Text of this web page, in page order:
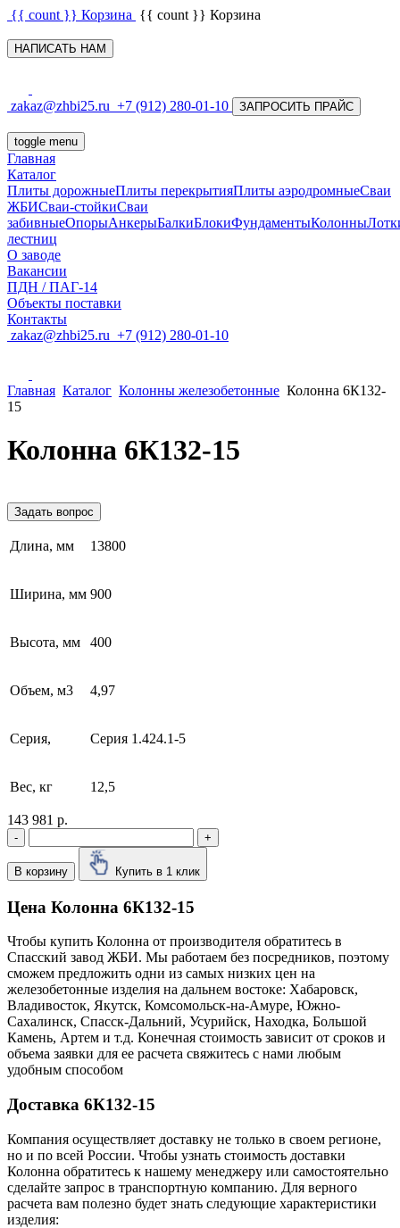
{{ count }} Корзина {{ count }} Корзина
НАПИСАТЬ НАМ
zakaz@zhbi25.ru +7 (912) 280-01-10 ЗАПРОСИТЬ ПРАЙС
toggle menu
Главная
Каталог
Плиты дорожныеПлиты перекрытияПлиты аэродромныеСваи
ЖБИСваи-стойкиСваи
забивныеОпорыАнкерыБалкиБлокиФундаментыКолонны
лестниц
О заводе
Вакансии
ПДН / ПАГ-14
Объекты поставки
Контакты
zakaz@zhbi25.ru +7 (912) 280-01-10
Главная Каталог Колонны железобетонные Колонна 6К132-
15
Колонна 6К132-15
Задать вопрос
Длина, мм 13800
Ширина, мм 900
Высота, мм 400
Объем, м3 4,97
Серия, Серия 1.424.1-5
Вес, кг 12,5
143 981 р.
- +
В корзину Купить в 1 клик
Цена Колонна 6К132-15
Чтобы купить Колонна от производителя обратитесь в
Cпасский завод ЖБИ. Мы работаем без посредников, поэтому
сможем предложить одни из самых низких цен на
железобетонные изделия на дальнем востоке: Хабаровск,
Владивосток, Якутск, Комсомольск-на-Амуре, Южно-
Сахалинск, Спасск-Дальний, Усурийск, Находка, Большой
Камень, Артем и т.д. Конечная стоимость зависит от сроков и
объема заявки для ее расчета свяжитесь с нами любым
удобным способом
Доставка 6К132-15
Компания осуществляет доставку не только в своем регионе,
но и по всей России. Чтобы узнать стоимость доставки
Колонна обратитесь к нашему менеджеру или самостоятельно
сделайте запрос в транспортную компанию. Для верного
расчета вам полезно будет знать следующие характеристики
изделия: